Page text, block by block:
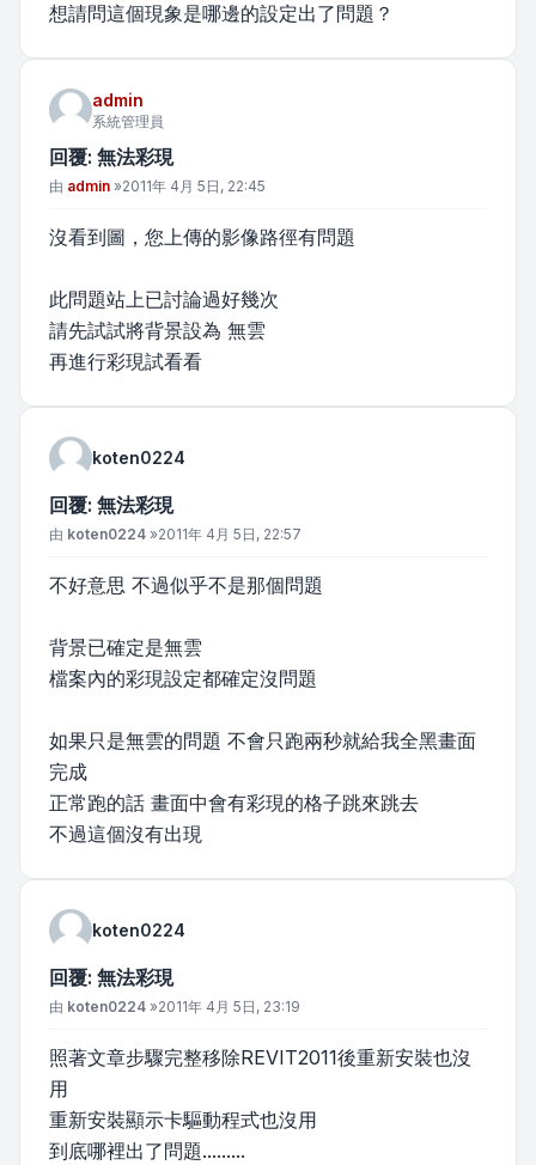
想請問這個現象是哪邊的設定出了問題？
admin
系統管理員
回覆: 無法彩現
文章
由 admin »2011年 4月 5日, 22:45
沒看到圖，您上傳的影像路徑有問題
此問題站上已討論過好幾次
請先試試將背景設為 無雲
再進行彩現試看看
koten0224
回覆: 無法彩現
文章
由 koten0224 »2011年 4月 5日, 22:57
不好意思 不過似乎不是那個問題
背景已確定是無雲
檔案內的彩現設定都確定沒問題
如果只是無雲的問題 不會只跑兩秒就給我全黑畫面
完成
正常跑的話 畫面中會有彩現的格子跳來跳去
不過這個沒有出現
koten0224
回覆: 無法彩現
文章
由 koten0224 »2011年 4月 5日, 23:19
照著文章步驟完整移除REVIT2011後重新安裝也沒
用
重新安裝顯示卡驅動程式也沒用
到底哪裡出了問題.........